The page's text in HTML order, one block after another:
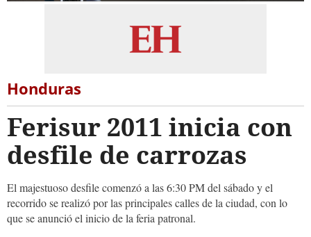
Honduras
Ferisur 2011 inicia con
desfile de carrozas
El majestuoso desfile comenzó a las 6:30 PM del sábado y el
recorrido se realizó por las principales calles de la ciudad, con lo
que se anunció el inicio de la feria patronal.